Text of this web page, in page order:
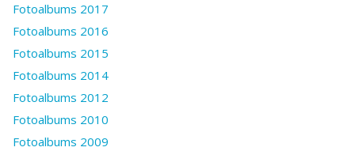
Fotoalbums 2017
Fotoalbums 2016
Fotoalbums 2015
Fotoalbums 2014
Fotoalbums 2012
Fotoalbums 2010
Fotoalbums 2009